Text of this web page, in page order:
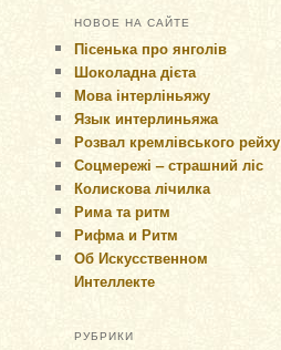
НОВОЕ НА САЙТЕ
Пісенька про янголів
Шоколадна дієта
Мова інтерліньяжу
Язык интерлиньяжа
Розвал кремлівського рейху
Соцмережі – страшний ліс
Колискова лічилка
Рима та ритм
Рифма и Ритм
Об Искусственном
Интеллекте
РУБРИКИ